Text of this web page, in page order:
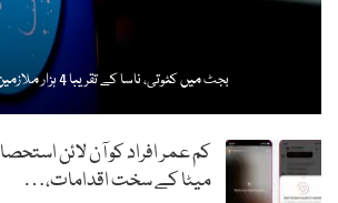
بجٹ میں کٹوتی، ناسا کے تقریبا 4 ہزار ملازمین مستعفی
کم عمر افراد کو آن لائن
میٹا کے سخت اقدامات،…